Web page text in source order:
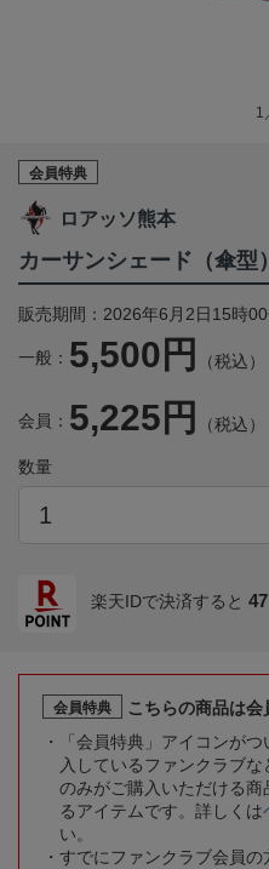
1
会員特典
ロアッソ熊本
カーサンシェード（傘型）
販売期間：2026年6月2日15時
一般： 5,500円 （税込）
会員： 5,225円 （税込）
数量
楽天IDで決済すると
会員特典
こちらの商品は
「会員特典」アイコンが
入しているファンクラブ
のみがご購入いただける
るアイテムです。詳しくは
い。
すでにファンクラブ会員の